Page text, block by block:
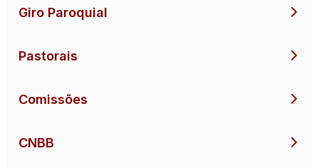
Giro Paroquial
Pastorais
Comissões
CNBB